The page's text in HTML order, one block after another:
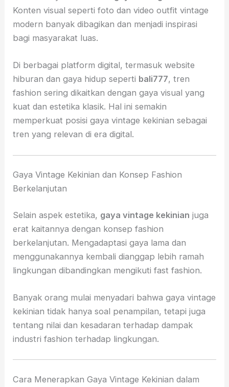
Konten visual seperti foto dan video outfit vintage
modern banyak dibagikan dan menjadi inspirasi
bagi masyarakat luas.
Di berbagai platform digital, termasuk website
hiburan dan gaya hidup seperti bali777, tren
fashion sering dikaitkan dengan gaya visual yang
kuat dan estetika klasik. Hal ini semakin
memperkuat posisi gaya vintage kekinian sebagai
tren yang relevan di era digital.
Gaya Vintage Kekinian dan Konsep Fashion
Berkelanjutan
Selain aspek estetika, gaya vintage kekinian juga
erat kaitannya dengan konsep fashion
berkelanjutan. Mengadaptasi gaya lama dan
menggunakannya kembali dianggap lebih ramah
lingkungan dibandingkan mengikuti fast fashion.
Banyak orang mulai menyadari bahwa gaya vintage
kekinian tidak hanya soal penampilan, tetapi juga
tentang nilai dan kesadaran terhadap dampak
industri fashion terhadap lingkungan.
Cara Menerapkan Gaya Vintage Kekinian dalam